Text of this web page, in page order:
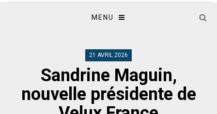
MENU
21 AVRIL 2026
Sandrine Maguin,
nouvelle présidente de